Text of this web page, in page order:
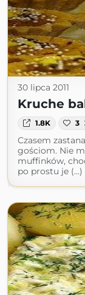
30 lipca 2011
Kruche
1.8K 3
Czasem
gościom. Nie
muffinków,
po prostu je (...)